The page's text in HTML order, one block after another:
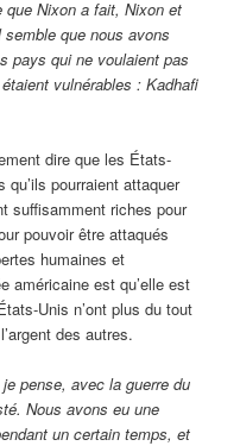
que Nixon a fait, Nixon et
que nous avons
pays qui ne voulaient pas
vulnérables : Kadhafi
dire que les États-
pourraient attaquer
suffisamment riches pour
pouvoir être attaqués
humaines et
américaine est qu’elle est
Unis n’ont plus du tout
des autres.
pense, avec la guerre du
Nous avons eu une
un certain temps, et